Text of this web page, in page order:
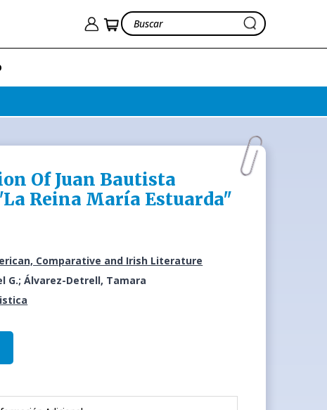
Of Juan Bautista
Reina María Estuarda"
Comparative and Irish Literature
G.; Álvarez-Detrell, Tamara